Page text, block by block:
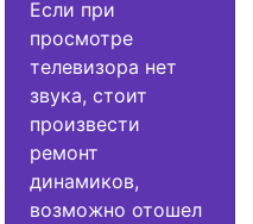
Если при
просмотре
телевизора нет
звука, стоит
произвести
ремонт
динамиков,
возможно отошел